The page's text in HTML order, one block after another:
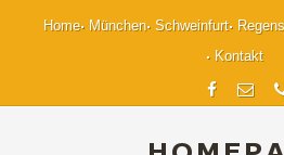
Home München Schweinfurt
Kontakt